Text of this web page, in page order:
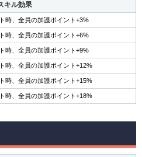
キル効果
時、全員の加護ポイント+3%
時、全員の加護ポイント+6%
時、全員の加護ポイント+9%
時、全員の加護ポイント+12%
時、全員の加護ポイント+15%
時、全員の加護ポイント+18%